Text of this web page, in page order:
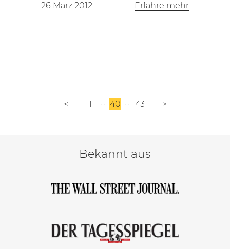
26 Marz 2012 Erfahre mehr
< 1 40 43 >
Bekannt aus